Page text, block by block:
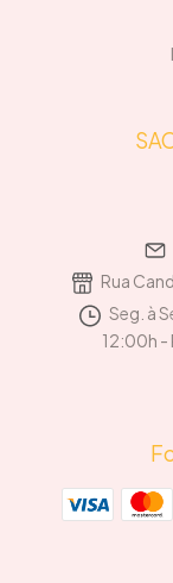
Rua
Seg. à
12:00h -